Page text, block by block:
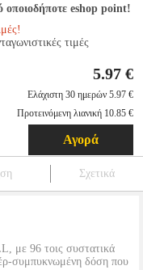
οποιοδήποτε eshop point!
τιμές
5.97 €
Ελάχιστη 30 ημερών 5.97 €
Προτεινόμενη λιανική 10.85 €
Αγορά
Σχετικά
με 96 τοις συστατικά
συμπυκνωμένη δόση που